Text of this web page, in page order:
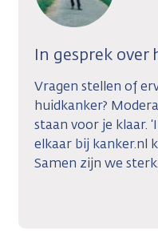
In gesprek over
Vragen stellen of
huidkanker?
staan voor je klaar.
elkaar bij kanker.nl
Samen zijn we